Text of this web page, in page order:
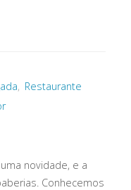
, Restaurante
novidade, e a
Conhecemos